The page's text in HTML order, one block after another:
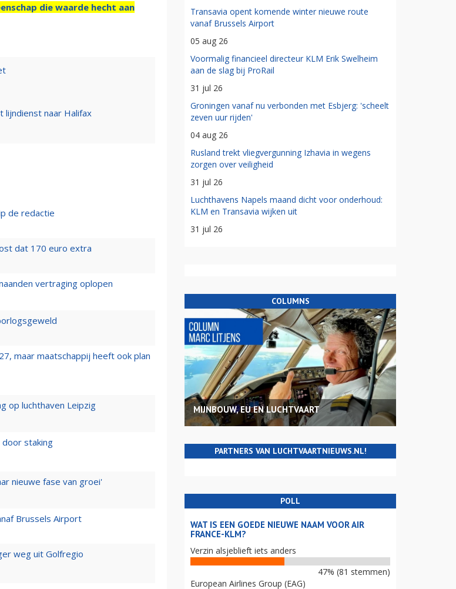
die waarde hecht aan
lijndienst naar Halifax
de redactie
dat 170 euro extra
vertraging oplopen
maar maatschappij heeft ook plan
op luchthaven Leipzig
door staking
nieuwe fase van groei'
Brussels Airport
weg uit Golfregio
Transavia opent komende winter nieuwe route
vanaf Brussels Airport
05 aug 26
Voormalig financieel directeur KLM Erik Swelheim
aan de slag bij ProRail
31 jul 26
Groningen vanaf nu verbonden met Esbjerg: 'scheelt
zeven uur rijden'
04 aug 26
Rusland trekt vliegvergunning Izhavia in wegens
zorgen over veiligheid
31 jul 26
Luchthavens Napels maand dicht voor onderhoud:
KLM en Transavia wijken uit
31 jul 26
COLUMNS
MIJNBOUW, EU EN LUCHTVAART
PARTNERS VAN LUCHTVAARTNIEUWS.NL!
POLL
WAT IS EEN GOEDE NIEUWE NAAM VOOR AIR
FRANCE-KLM?
Verzin alsjeblieft iets anders
47% (81 stemmen)
European Airlines Group (EAG)